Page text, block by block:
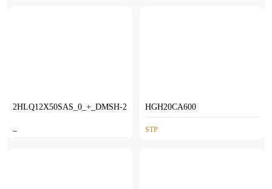
2HLQ12X50SAS_0_+_DMSH-2 HGH20CA600
STP